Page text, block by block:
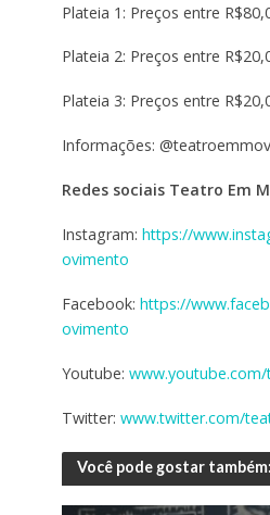
Plateia 1: Preços entre
Plateia 2: Preços entre
Plateia 3: Preços entre
Informações:
Redes sociais Teatro Em
Instagram: https://
ovimento
Facebook: https://
ovimento
Youtube:
Twitter: www.twitter.com/
Você pode gostar também: